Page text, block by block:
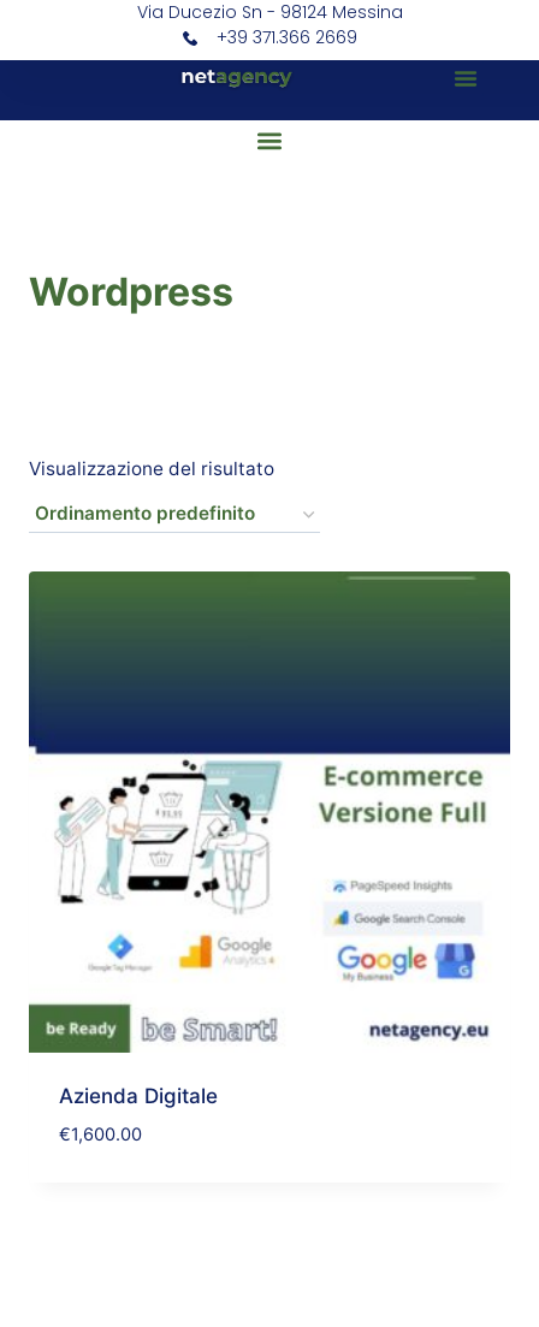
Via Ducezio Sn - 98124 Messina
+39 371.366 2669
Wordpress
Visualizzazione del risultato
Azienda Digitale
€1,600.00